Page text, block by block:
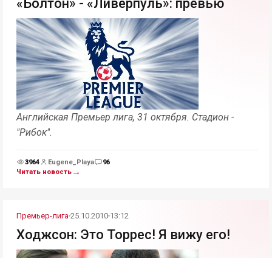
«Болтон» - «Ливерпуль»: превью
Английская Премьер лига, 31 октября. Стадион -
"Рибок".
Просмотры
3964 Eugene_PlayaКомментарии
96
Читать новость →
Премьер-лига 25.10.2010 13:12
Ходжсон: Это Торрес! Я вижу его!